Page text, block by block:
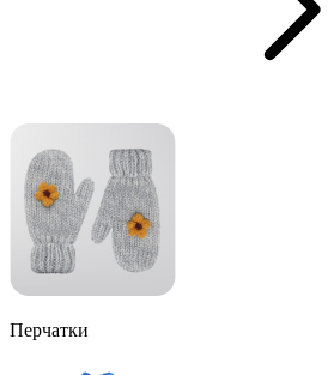
Перчатки